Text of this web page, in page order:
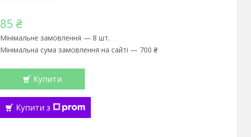
85 ₴
Мінімальне замовлення — 8 шт.
Мінімальна сума замовлення на сайті — 700 ₴
Купити
Купити з